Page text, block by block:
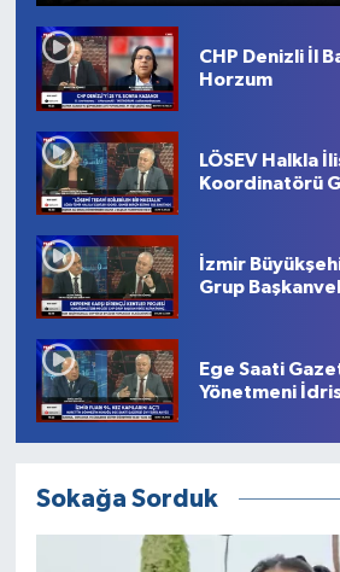
CHP Denizli İl
Horzum
LÖSEV Halkla
Koordinatörü
İzmir
Grup
Ege Saati
Yönetmeni
Sokağa Sorduk